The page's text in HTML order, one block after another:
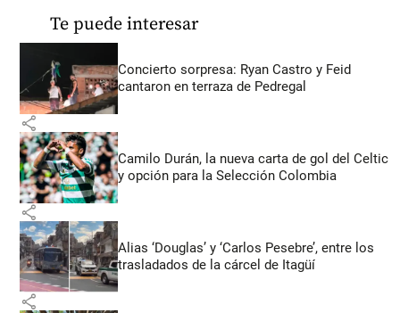
Te puede interesar
Concierto sorpresa: Ryan Castro y Feid
cantaron en terraza de Pedregal
share
Camilo Durán, la nueva carta de gol del Celtic
y opción para la Selección Colombia
share
Alias ‘Douglas’ y ‘Carlos Pesebre’, entre los
trasladados de la cárcel de Itagüí
share